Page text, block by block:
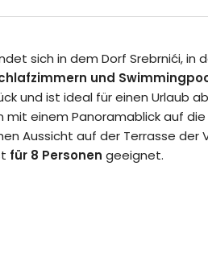
sich in dem Dorf Srebrnići, in
und
und ist ideal für einen Urlaub
mit einem Panoramablick auf
Aussicht auf der Terrasse der
für 8 Personen geeignet.